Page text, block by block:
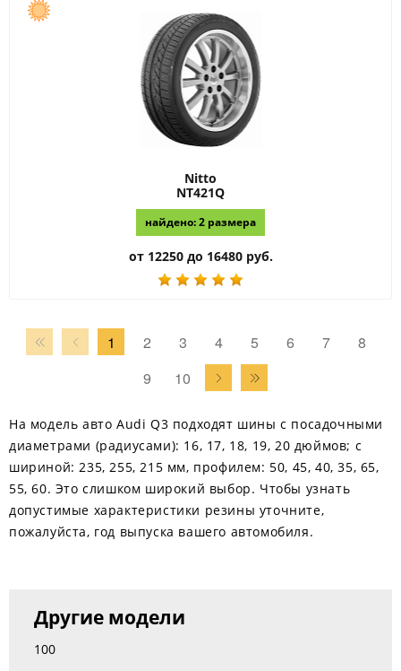
Nitto
NT421Q
найдено: 2 размера
от 12250 до 16480 руб.
1 2 3 4 5 6 7
8
9
10
На модель авто Audi Q3 подходят шины с посадочными
диаметрами (радиусами): 16, 17, 18, 19, 20 дюймов; с
шириной: 235, 255, 215 мм, профилем: 50, 45, 40, 35, 65,
55, 60. Это слишком широкий выбор. Чтобы узнать
допустимые характеристики резины уточните,
пожалуйста, год выпуска вашего автомобиля.
Другие модели
100